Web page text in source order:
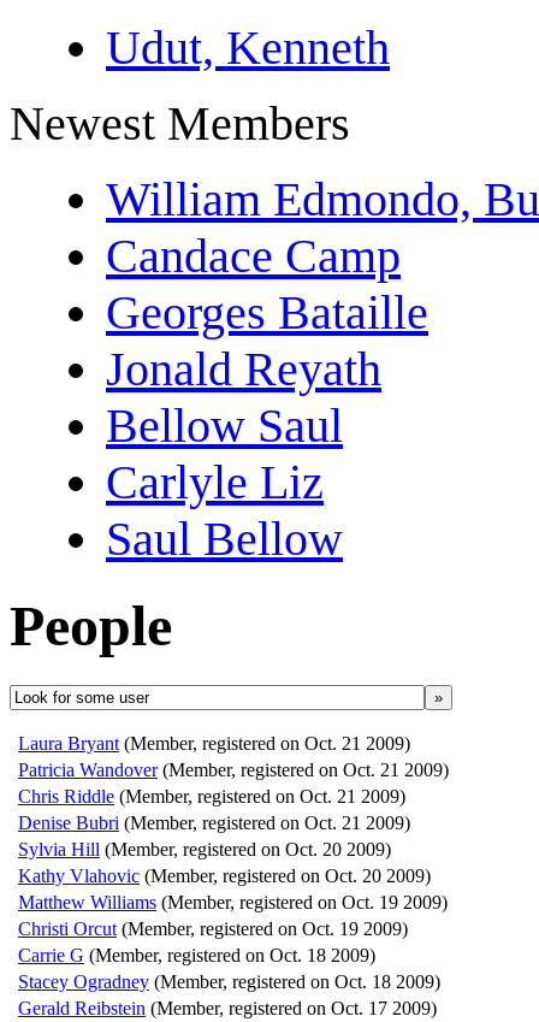
Udut, Kenneth
Newest Members
William Edmondo,
Candace Camp
Georges Bataille
Jonald Reyath
Bellow Saul
Carlyle Liz
Saul Bellow
People
»
Laura Bryant (Member, registered on Oct. 21 2009)
Patricia Wandover (Member, registered on Oct. 21 2009)
Chris Riddle (Member, registered on Oct. 21 2009)
Denise Bubri (Member, registered on Oct. 21 2009)
Sylvia Hill (Member, registered on Oct. 20 2009)
Kathy Vlahovic (Member, registered on Oct. 20 2009)
Matthew Williams (Member, registered on Oct. 19 2009)
Christi Orcut (Member, registered on Oct. 19 2009)
Carrie G (Member, registered on Oct. 18 2009)
Stacey Ogradney (Member, registered on Oct. 18 2009)
Gerald Reibstein (Member, registered on Oct. 17 2009)